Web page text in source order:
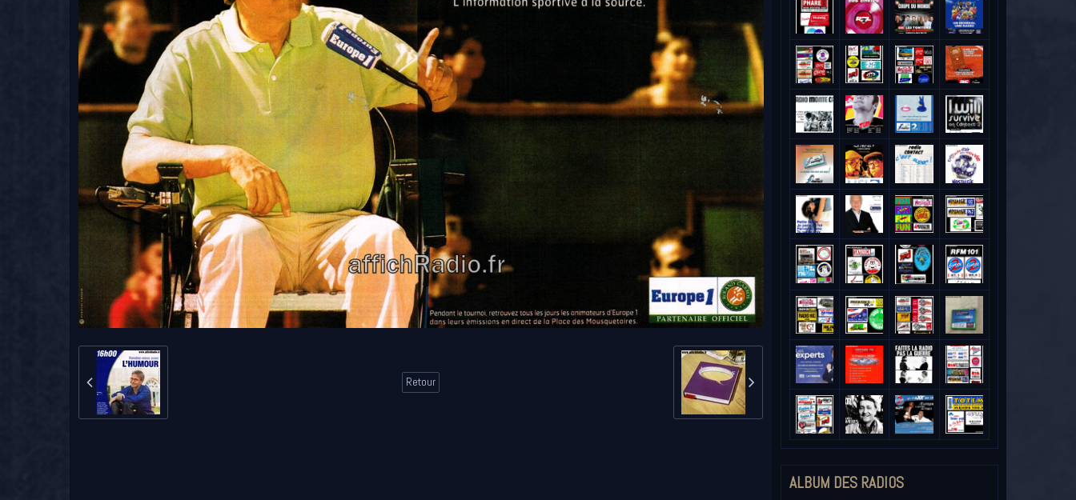
Retour
ALBUM DES RADIOS